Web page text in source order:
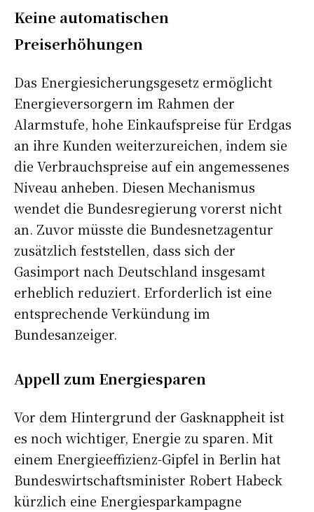
Keine automatischen
Preiserhöhungen
Das Energiesicherungsgesetz ermöglicht
Energieversorgern im Rahmen der
Alarmstufe, hohe Einkaufspreise für Erdgas
an ihre Kunden weiterzureichen, indem sie
die Verbrauchspreise auf ein angemessenes
Niveau anheben. Diesen Mechanismus
wendet die Bundesregierung vorerst nicht
an. Zuvor müsste die Bundesnetzagentur
zusätzlich feststellen, dass sich der
Gasimport nach Deutschland insgesamt
erheblich reduziert. Erforderlich ist eine
entsprechende Verkündung im
Bundesanzeiger.
Appell zum Energiesparen
Vor dem Hintergrund der Gasknappheit ist
es noch wichtiger, Energie zu sparen. Mit
einem Energieeffizienz-Gipfel in Berlin hat
Bundeswirtschaftsminister Robert Habeck
kürzlich eine Energiesparkampagne